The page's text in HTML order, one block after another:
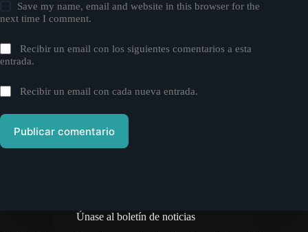
Save my name, email and website in this browser for the
next time I comment.
Recibir un email con los siguientes comentarios a esta
entrada.
Recibir un email con cada nueva entrada.
Publicar comentario
Únase al boletín de noticias